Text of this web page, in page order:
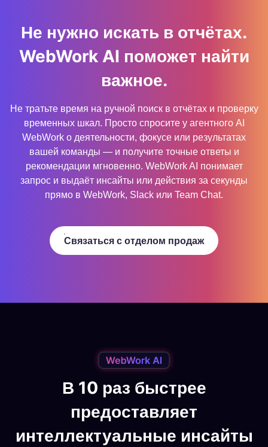
Не нужно искать в отчётах.
WebWork AI поможет найти
важное.
Не тратьте время на ручной поиск в отчётах и проверку
временных шкал. Просто спросите у агентного AI
WebWork о деятельности, фокусе или результатах
вашей команды — и получите точные ответы и
рекомендации мгновенно. WebWork AI понимает
запрос и выдаёт инсайты или действия за секунды
прямо в WebWork, Slack или Team Chat.
Связаться с отделом продаж
В 10 раз быстрее
предоставляет
интеллектуальные инсайты